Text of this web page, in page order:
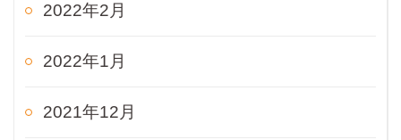
2022年2月
2022年1月
2021年12月